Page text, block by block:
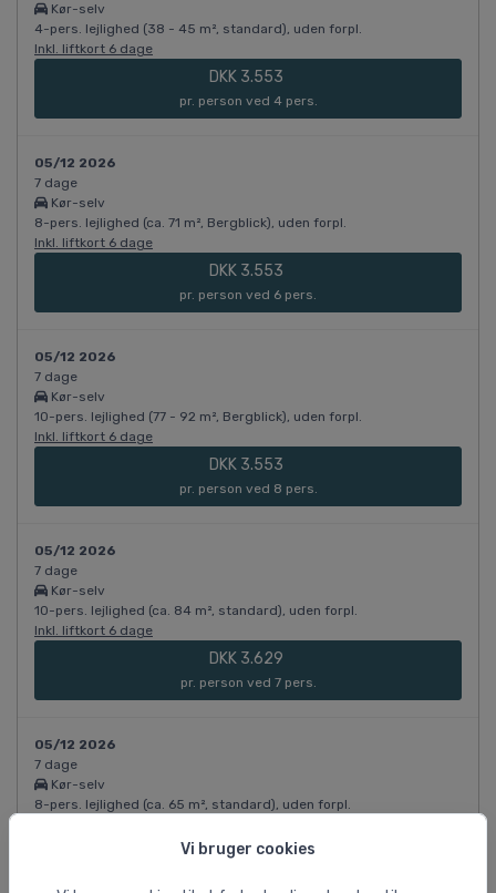
Vi bruger cookies
Kør-selv
4-pers. lejlighed (38 - 45 m², standard), uden forpl.
Inkl. liftkort 6 dage
DKK 3.553
pr. person ved 4 pers.
05/12 2026
7 dage
Kør-selv
8-pers. lejlighed (ca. 71 m², Bergblick), uden forpl.
Inkl. liftkort 6 dage
DKK 3.553
pr. person ved 6 pers.
05/12 2026
7 dage
Kør-selv
10-pers. lejlighed (77 - 92 m², Bergblick), uden forpl.
Inkl. liftkort 6 dage
DKK 3.553
pr. person ved 8 pers.
05/12 2026
7 dage
Kør-selv
10-pers. lejlighed (ca. 84 m², standard), uden forpl.
Inkl. liftkort 6 dage
DKK 3.629
pr. person ved 7 pers.
05/12 2026
7 dage
Kør-selv
8-pers. lejlighed (ca. 65 m², standard), uden forpl.
DKK 3.629